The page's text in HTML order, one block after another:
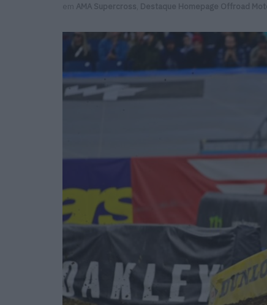
em
AMA Supercross Destaque Homepage Offroad